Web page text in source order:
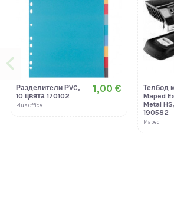
Разделители РVC,
10 цвята 170102
Plus Office
1,00 €
Телбод
Maped
Metal
190582
Maped